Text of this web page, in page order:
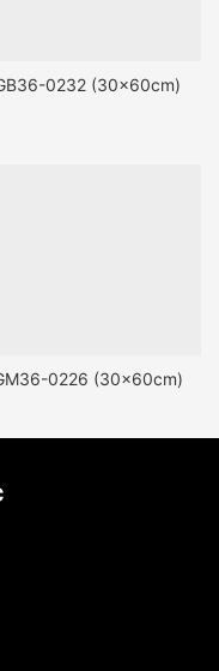
0232 (30x60cm)
0226 (30x60cm)